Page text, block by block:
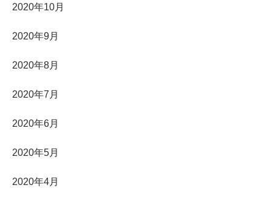
2020年10月
2020年9月
2020年8月
2020年7月
2020年6月
2020年5月
2020年4月